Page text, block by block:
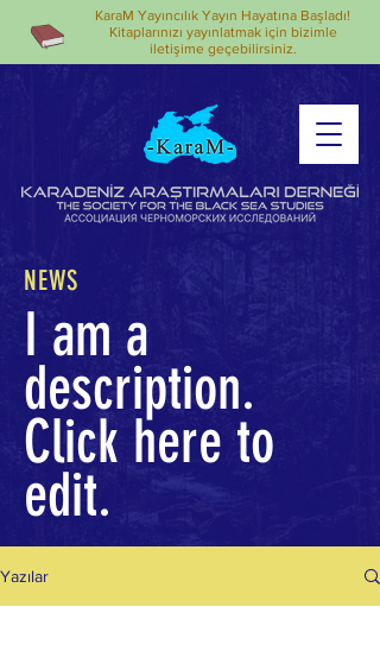
KaraM Yayıncılık Yayın Hayatına Başladı!
Kitaplarınızı yayınlatmak için bizimle
iletişime geçebilirsiniz.
NEWS
I am a
description.
Click here to
edit.
Yazılar